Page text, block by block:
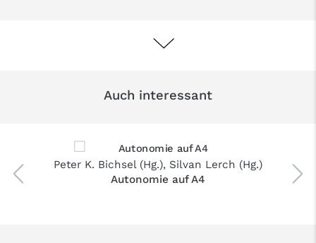
Auch interessant
Peter K. Bichsel(Hg.), Silvan Lerch (Hg.)
Autonomie auf A4